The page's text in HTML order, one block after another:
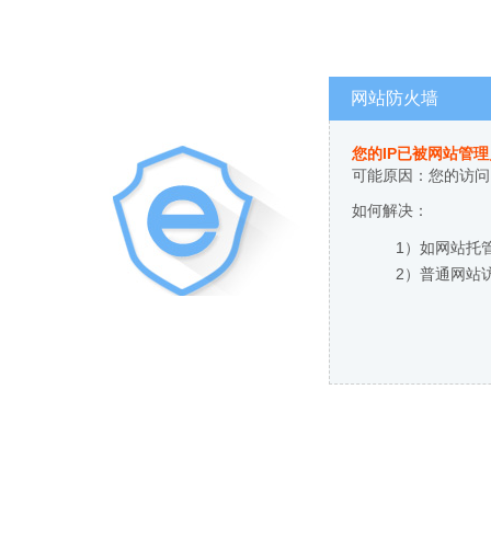
网站防火墙
您的IP已被网站管
可能原因：您的访
如何解决：
1）如网站托
2）普通网站